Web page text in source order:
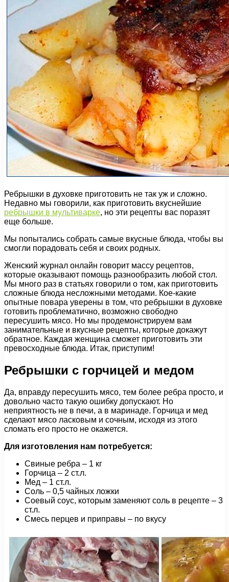
Ребрышки в духовке приготовить не так уж и сложно.
Недавно мы говорили, как приготовить вкуснейшие
ребрышки в мультиварке, но эти рецепты вас поразят
еще больше.
Мы попытались собрать самые вкусные блюда, чтобы вы
смогли порадовать себя и своих родных.
Женский журнал онлайн говорит массу рецептов,
которые оказывают помощь разнообразить любой стол.
Мы много раз в статьях говорили о том, как приготовить
сложные блюда несложными методами. Кое-какие
опытные повара уверены в том, что ребрышки в духовке
готовить проблематично, возможно свободно
пересушить мясо. Но мы продемонстрируем вам
занимательные и вкусные рецепты, которые докажут
обратное. Каждая женщина сможет приготовить эти
превосходные блюда. Итак, приступим!
Ребрышки с горчицей и медом
Да, вправду пересушить мясо, тем более ребра просто, и
довольно часто такую ошибку допускают. Но
неприятность не в печи, а в маринаде. Горчица и мед
сделают мясо ласковым и сочным, исходя из этого
сломать его просто не окажется.
Для изготовления нам потребуется:
Свиные ребра – 1 кг
Горчица – 2 ст.л.
Мед – 1 ст.л.
Соль – 0,5 чайных ложки
Соевый соус, которым заменяют соль в рецепте – 3
ст.л.
Смесь перцев и приправы – по вкусу